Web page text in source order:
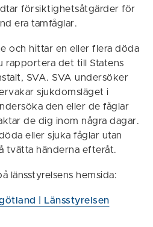
försiktighetsåtgärder för
era tamfåglar.
och hittar en eller flera döda
rapportera det till Statens
SVA. SVA undersöker
sjukdomsläget i
den eller de fåglar
de dig inom några dagar.
eller sjuka fåglar utan
tvätta händerna efteråt.
länsstyrelsens hemsida:
| Länsstyrelsen